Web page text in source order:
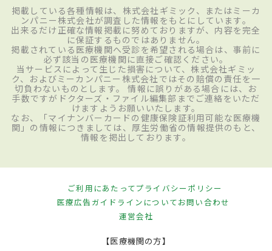
掲載している各種情報は、株式会社ギミック、またはミーカ
ンパニー株式会社が調査した情報をもとにしています。
出来るだけ正確な情報掲載に努めておりますが、内容を完全
に保証するものではありません。
掲載されている医療機関へ受診を希望される場合は、事前に
必ず該当の医療機関に直接ご確認ください。
当サービスによって生じた損害について、株式会社ギミッ
ク、およびミーカンパニー株式会社ではその賠償の責任を一
切負わないものとします。 情報に誤りがある場合には、お
手数ですがドクターズ・ファイル編集部までご連絡をいただ
けますようお願いいたします。
なお、「マイナンバーカードの健康保険証利用可能な医療機
関」の情報につきましては、厚生労働省の情報提供のもと、
情報を掲出しております。
ご利用にあたってプライバシーポリシー
医療広告ガイドラインについてお問い合わせ
運営会社
【医療機関の方】